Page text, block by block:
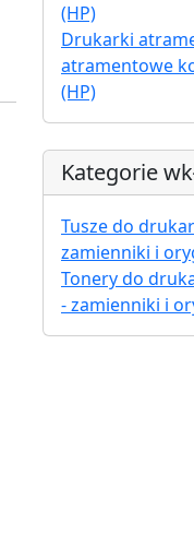
(HP)
Drukarki
atramentowe
(HP)
Kategorie
Tusze do
zamienniki i
Tonery do
- zamienniki i